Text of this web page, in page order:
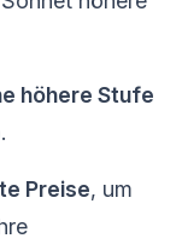
höhere Stufe
Preise, um